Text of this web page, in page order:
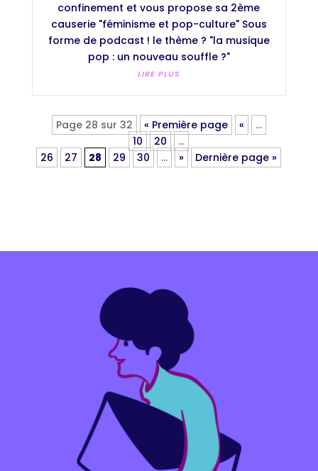
confinement et vous propose sa 2ème
causerie "féminisme et pop-culture" Sous
forme de podcast ! le thème ? "la musique
pop : un nouveau souffle ?"
LIRE PLUS
Page 28 sur 32 « Première page «
…
10
20
…
26
27 28 29 30 … » Dernière page »